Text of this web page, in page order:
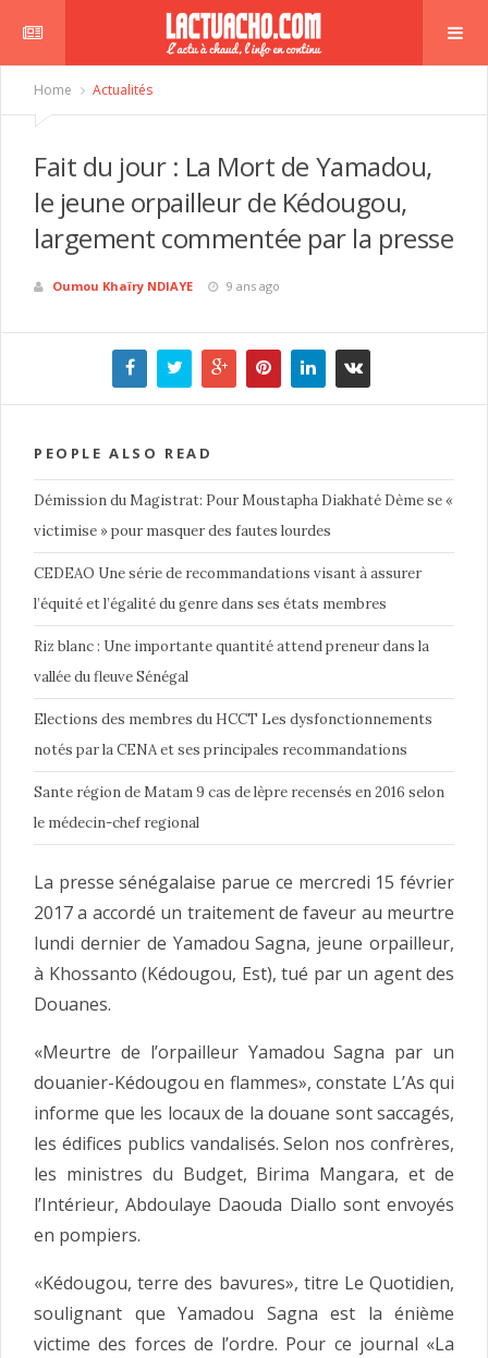
Home Actualités
Fait du jour : La Mort de Yamadou,
le jeune orpailleur de Kédougou,
largement commentée par la presse
Oumou Khaïry NDIAYE 9 ans ago
PEOPLE ALSO READ
Démission du Magistrat: Pour Moustapha Diakhaté Dème se «
victimise » pour masquer des fautes lourdes
CEDEAO Une série de recommandations visant à assurer
l’équité et l’égalité du genre dans ses états membres
Riz blanc : Une importante quantité attend preneur dans la
vallée du fleuve Sénégal
Elections des membres du HCCT Les dysfonctionnements
notés par la CENA et ses principales recommandations
Sante région de Matam 9 cas de lèpre recensés en 2016 selon
le médecin-chef regional
La presse sénégalaise parue ce mercredi 15 février
2017 a accordé un traitement de faveur au meurtre
lundi dernier de Yamadou Sagna, jeune orpailleur,
à Khossanto (Kédougou, Est), tué par un agent des
Douanes.
«Meurtre de l’orpailleur Yamadou Sagna par un
douanier-Kédougou en flammes», constate L’As qui
informe que les locaux de la douane sont saccagés,
les édifices publics vandalisés. Selon nos confrères,
les ministres du Budget, Birima Mangara, et de
l’Intérieur, Abdoulaye Daouda Diallo sont envoyés
en pompiers.
«Kédougou, terre des bavures», titre Le Quotidien,
soulignant que Yamadou Sagna est la énième
victime des forces de l’ordre. Pour ce journal «La